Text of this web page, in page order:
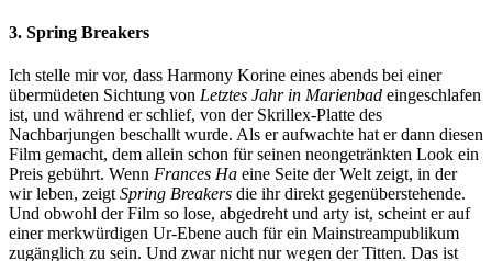
3. Spring Breakers
Ich stelle mir vor, dass Harmony Korine eines abends bei einer
übermüdeten Sichtung von Letztes Jahr in Marienbad eingeschlafen
ist, und während er schlief, von der Skrillex-Platte des
Nachbarjungen beschallt wurde. Als er aufwachte hat er dann diesen
Film gemacht, dem allein schon für seinen neongetränkten Look ein
Preis gebührt. Wenn Frances Ha eine Seite der Welt zeigt, in der
wir leben, zeigt Spring Breakers die ihr direkt gegenüberstehende.
Und obwohl der Film so lose, abgedreht und arty ist, scheint er auf
einer merkwürdigen Ur-Ebene auch für ein Mainstreampublikum
zugänglich zu sein. Und zwar nicht nur wegen der Titten. Das ist